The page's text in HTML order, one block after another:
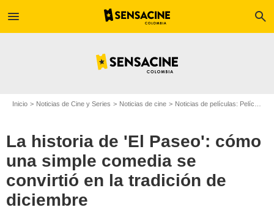
menu search
Inicio Noticias de Cine y Series Noticias de cine Noticias de películas: Película - ¿Sabías que...?
La historia de 'El Paseo': cómo
una simple comedia se
convirtió en la tradición de
diciembre